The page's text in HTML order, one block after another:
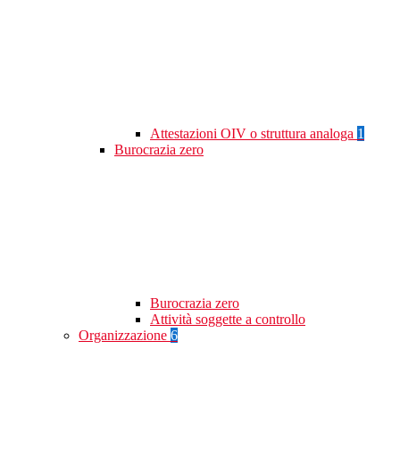
Attestazioni OIV o struttura analoga 1
Burocrazia zero
Burocrazia zero
Attività soggette a controllo
Organizzazione 6